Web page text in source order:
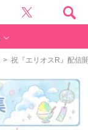
> 祝『エリオスR』配信